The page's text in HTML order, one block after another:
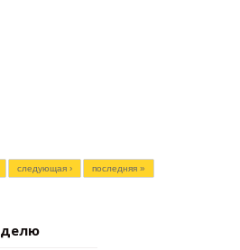
следующая › последняя »